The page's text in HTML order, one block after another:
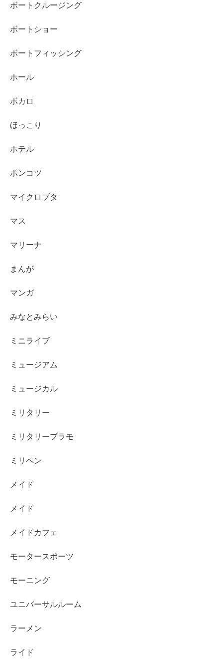
ボートクルージング
ボートショー
ボートフィッシング
ホール
ボカロ
ほっこり
ホテル
ポンコツ
マイクロブタ
マス
マリーナ
まんが
マンガ
みなとみらい
ミニライブ
ミュージアム
ミュージカル
ミリタリー
ミリタリープラモ
ミリペン
メイド
メイド
メイドカフェ
モータースポーツ
モーニング
ユニバーサルルーム
ラーメン
ライド